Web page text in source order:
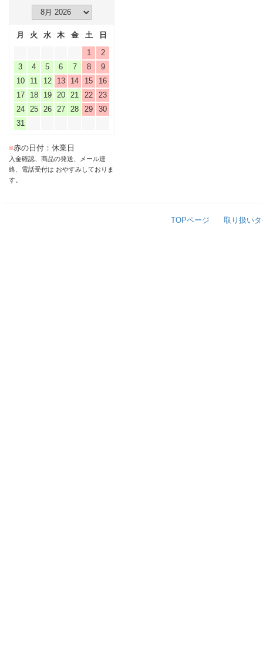
月 火 水 木 金 土
日
1
2
3
4 5 6 7 8
9
10
11 12 13 14 15
16
17
18 19 20 21 22
23
24
25 26 27 28 29
30
31
■赤の日付：休業日
入金確認、商品の発送、メール連
絡、電話受付は おやすみしておりま
す。
TOPページ 取り扱い